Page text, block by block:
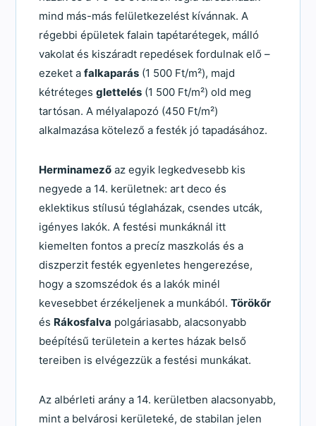
mind más-más felületkezelést kívánnak. A
régebbi épületek falain tapétarétegek, málló
vakolat és kiszáradt repedések fordulnak elő –
ezeket afalkaparás (1 500 Ft/m²), majd
kétrétegesglettelés (1 500 Ft/m²) old meg
tartósan. A mélyalapozó (450 Ft/m²)
alkalmazása kötelező a festék jó tapadásához.
Herminamező az egyik legkedvesebb kis
negyede a 14. kerületnek: art deco és
eklektikus stílusú téglaházak, csendes utcák,
igényes lakók. A festési munkáknál itt
kiemelten fontos a precíz maszkolás és a
diszperzit festék egyenletes hengerezése,
hogy a szomszédok és a lakók minél
kevesebbet érzékeljenek a munkából.Törökőr
és Rákosfalva polgáriasabb, alacsonyabb
beépítésű területein a kertes házak belső
tereiben is elvégezzük a festési munkákat.
Az albérleti arány a 14. kerületben alacsonyabb,
mint a belvárosi kerületeké, de stabilan jelen